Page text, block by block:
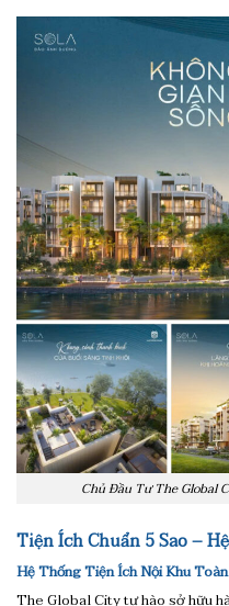
Chủ Đầu Tư The Global
Tiện Ích Chuẩn 5 Sao –
Hệ Thống Tiện Ích Nội Khu
The Global City tự hào sở hữu